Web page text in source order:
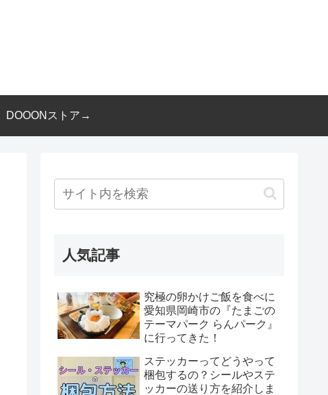
DOOONストア→
人気記事
究極の卵かけご飯を食べに
愛知県岡崎市の『たまごの
テーマパーク らんパーク』
に行ってきた！
ステッカーってどうやって
梱包するの？シールやステ
ッカーの送り方を紹介しま